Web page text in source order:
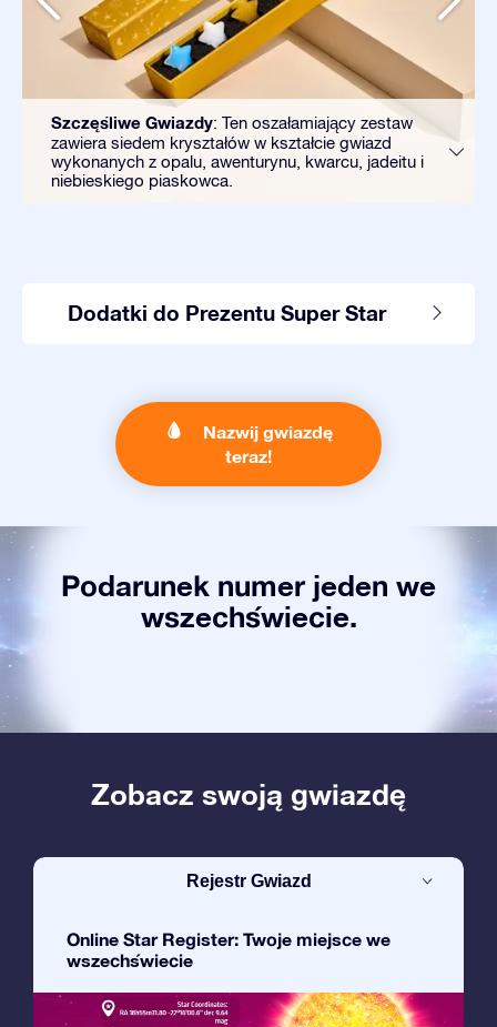
Szczęśliwe Gwiazdy: Ten oszałamiający zestaw
zawiera siedem kryształów w kształcie gwiazd
wykonanych z opalu, awenturynu, kwarcu, jadeitu i
niebieskiego piaskowca.
Dodatki do Prezentu Super Star
Nazwij gwiazdę
teraz!
Podarunek numer jeden we
wszechświecie.
Zobacz swoją gwiazdę
Rejestr Gwiazd
Online Star Register: Twoje miejsce we
wszechświecie